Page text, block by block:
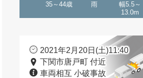
35～44歳 雨
幅5.5～
13.0m
2021年2月20日(土)11:40
下関市唐戸町 付近
車両相互 小破事故